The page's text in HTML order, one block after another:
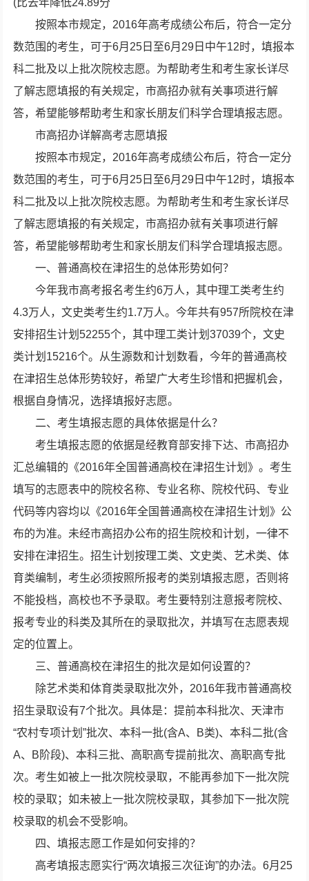
(比去年降低24.89分
按照本市规定，2016年高考成绩公布后，符合一定分
数范围的考生，可于6月25日至6月29日中午12时，填报本
科二批及以上批次院校志愿。为帮助考生和考生家长详尽
了解志愿填报的有关规定，市高招办就有关事项进行解
答，希望能够帮助考生和家长朋友们科学合理填报志愿。
市高招办详解高考志愿填报
按照本市规定，2016年高考成绩公布后，符合一定分
数范围的考生，可于6月25日至6月29日中午12时，填报本
科二批及以上批次院校志愿。为帮助考生和考生家长详尽
了解志愿填报的有关规定，市高招办就有关事项进行解
答，希望能够帮助考生和家长朋友们科学合理填报志愿。
一、普通高校在津招生的总体形势如何？
今年我市高考报名考生约6万人，其中理工类考生约
4.3万人，文史类考生约1.7万人。今年共有957所院校在津
安排招生计划52255个，其中理工类计划37039个，文史
类计划15216个。从生源数和计划数看，今年的普通高校
在津招生总体形势较好，希望广大考生珍惜和把握机会，
根据自身情况，选择填报好志愿。
二、考生填报志愿的具体依据是什么？
考生填报志愿的依据是经教育部安排下达、市高招办
汇总编辑的《2016年全国普通高校在津招生计划》。考生
填写的志愿表中的院校名称、专业名称、院校代码、专业
代码等内容均以《2016年全国普通高校在津招生计划》公
布的为准。未经市高招办公布的招生院校和计划，一律不
安排在津招生。招生计划按理工类、文史类、艺术类、体
育类编制，考生必须按照所报考的类别填报志愿，否则将
不能投档，高校也不予录取。考生要特别注意报考院校、
报考专业的科类及其所在的录取批次，并填写在志愿表规
定的位置上。
三、普通高校在津招生的批次是如何设置的？
除艺术类和体育类录取批次外，2016年我市普通高校
招生录取设有7个批次。具体是：提前本科批次、天津市
“农村专项计划”批次、本科一批(含A、B类)、本科二批(含
A、B阶段)、本科三批、高职高专提前批次、高职高专批
次。考生如被上一批次院校录取，不能再参加下一批次院
校的录取；如未被上一批次院校录取，其参加下一批次院
校录取的机会不受影响。
四、填报志愿工作是如何安排的？
高考填报志愿实行“两次填报三次征询”的办法。6月25